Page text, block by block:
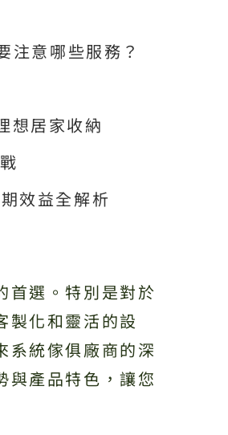
注意哪些服務？
想居家收納
效益全解析
首選。特別是對於
製化和靈活的設
系統傢俱廠商的深
與產品特色，讓您